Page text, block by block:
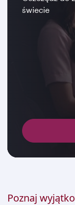
świecie
Poznaj